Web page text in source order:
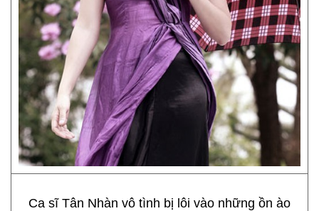
Ca sĩ Tân Nhàn vô tình bị lôi vào những ồn ào